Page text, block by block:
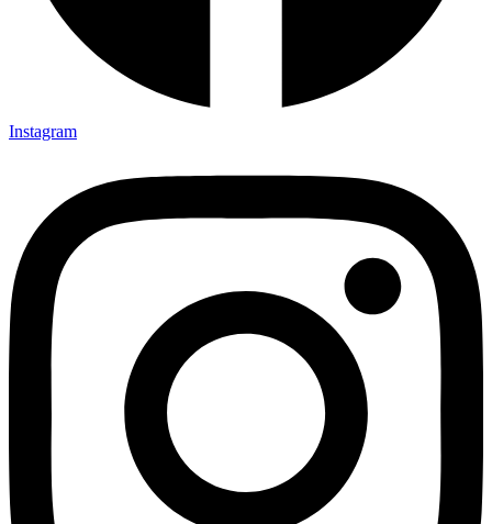
Instagram